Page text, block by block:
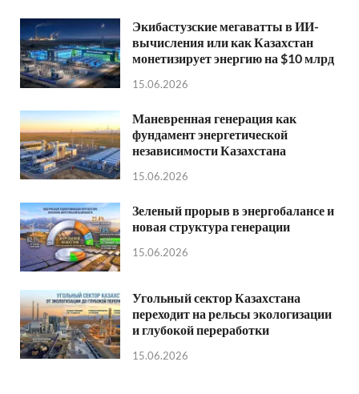
Экибастузские мегаватты в ИИ-
вычисления или как Казахстан
монетизирует энергию на $10 млрд
15.06.2026
Маневренная генерация как
фундамент энергетической
независимости Казахстана
15.06.2026
Зеленый прорыв в энергобалансе и
новая структура генерации
15.06.2026
Угольный сектор Казахстана
переходит на рельсы экологизации
и глубокой переработки
15.06.2026